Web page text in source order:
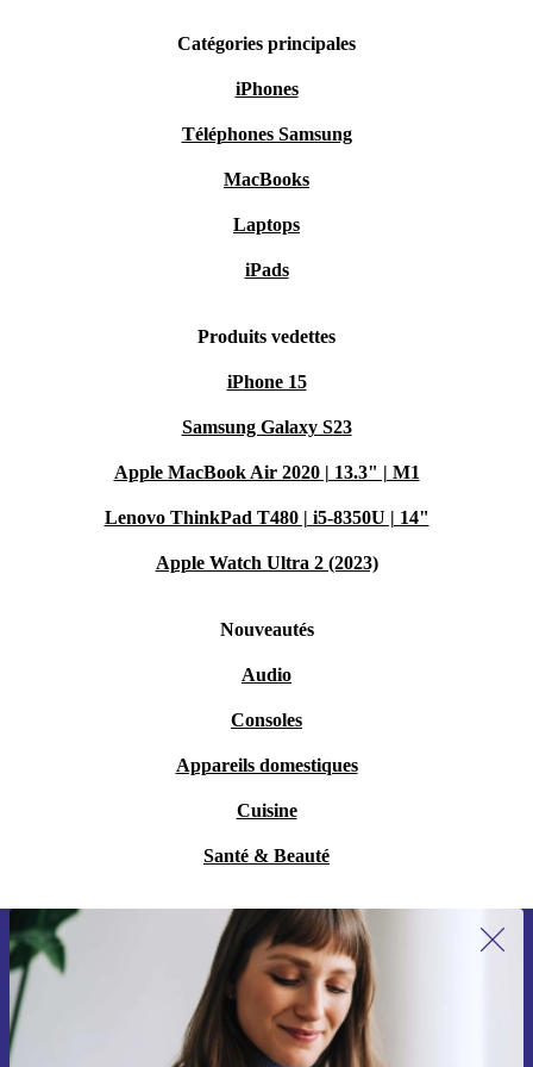
Catégories principales
iPhones
Téléphones Samsung
MacBooks
Laptops
iPads
Produits vedettes
iPhone 15
Samsung Galaxy S23
Apple MacBook Air 2020 | 13.3" | M1
Lenovo ThinkPad T480 | i5-8350U | 14"
Apple Watch Ultra 2 (2023)
Nouveautés
Audio
Consoles
Appareils domestiques
Cuisine
Santé & Beauté
Recevoir offres et infos de refurbed
par mail
Ne manquez plus aucune offre.